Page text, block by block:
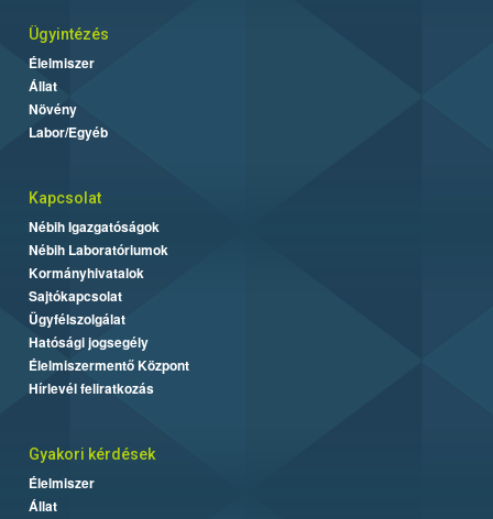
Ügyintézés
Élelmiszer
Állat
Növény
Labor/Egyéb
Kapcsolat
Nébih Igazgatóságok
Nébih Laboratóriumok
Kormányhivatalok
Sajtókapcsolat
Ügyfélszolgálat
Hatósági jogsegély
Élelmiszermentő Központ
Hírlevél feliratkozás
Gyakori kérdések
Élelmiszer
Állat